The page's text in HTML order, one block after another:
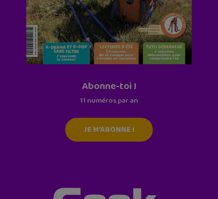
Abonne-toi !
11 numéros par an
JE M'ABONNE !